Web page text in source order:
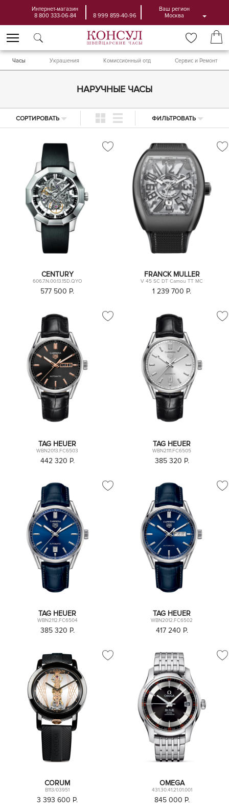
Интернет-магазин
8 800 333-06-84
8 999 859-40-96
Ваш регион
Москва
Часы Украшения Комиссионный отд Сервис и Ремонт
НАРУЧНЫЕ ЧАСЫ
СОРТИРОВАТЬ ФИЛЬТРОВАТЬ
CENTURY
606.7.N.00.13.15D.QYO
577 500 P.
FRANCK MULLER
V 45 SC DT Camou TT MC
1 239 700 P.
TAG HEUER
WBN2013.FC6503
442 320 P.
TAG HEUER
WBN2111.FC6505
385 320 P.
TAG HEUER
WBN2112.FC6504
385 320 P.
TAG HEUER
WBN2012.FC6502
417 240 P.
CORUM
B113/03951
3 393 600 P.
OMEGA
431.30.41.21.01.001
845 000 P.